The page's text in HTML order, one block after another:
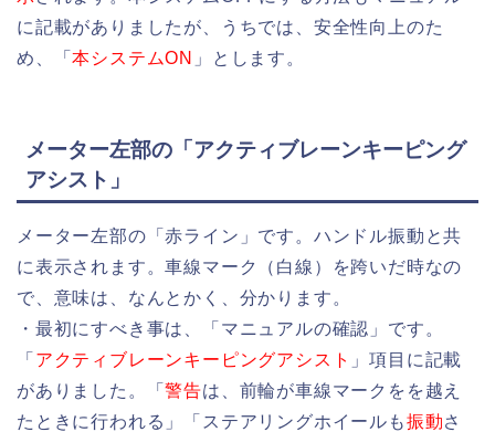
に記載がありましたが、うちでは、安全性向上のた
め、「本システムON 」とします。
メーター左部の「アクティブレーンキーピング
アシスト」
メーター左部の「赤ライン」です。ハンドル振動と共
に表示されます。車線マーク（白線）を跨いだ時なの
で、意味は、なんとかく、分かります。
・最初にすべき事は、「マニュアルの確認」です。
「 アクティブレーンキーピングアシスト 」項目に記載
がありました。「警告は、前輪が車線マークをを越え
たときに行われる」「ステアリングホイールも振動さ